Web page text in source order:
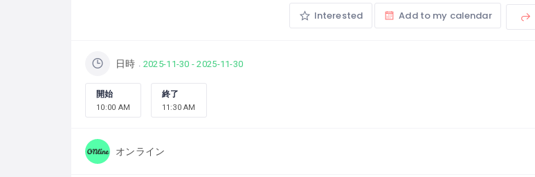
Interested Add to my calendar
日時 2025-11-30 - 2025-11-30
開始
10:00 AM
終了
11:30 AM
オンライン